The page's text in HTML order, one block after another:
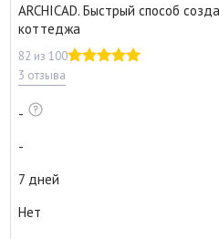
ARCHICAD. Быстрый способ
коттеджа
82 из 100
3 отзыва
-
-
7 дней
Нет